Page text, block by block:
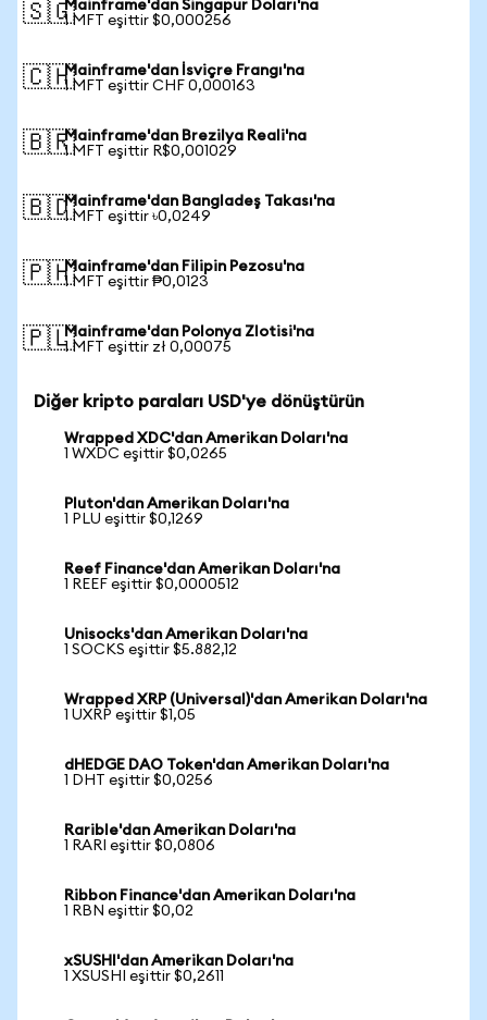
🇸🇬Mainframe'dan Singapur Doları'na
1 MFT eşittir $0,000256
🇨🇭Mainframe'dan İsviçre Frangı'na
1 MFT eşittir CHF 0,000163
🇧🇷Mainframe'dan Brezilya Reali'na
1 MFT eşittir R$0,001029
🇧🇩Mainframe'dan Bangladeş Takası'na
1 MFT eşittir ৳0,0249
🇵🇭Mainframe'dan Filipin Pezosu'na
1 MFT eşittir ₱0,0123
🇵🇱Mainframe'dan Polonya Zlotisi'na
1 MFT eşittir zł 0,00075
Diğer kripto paraları USD'ye dönüştürün
Wrapped XDC'dan Amerikan Doları'na
1 WXDC eşittir $0,0265
Pluton'dan Amerikan Doları'na
1 PLU eşittir $0,1269
Reef Finance'dan Amerikan Doları'na
1 REEF eşittir $0,0000512
Unisocks'dan Amerikan Doları'na
1 SOCKS eşittir $5.882,12
Wrapped XRP (Universal)'dan Amerikan Doları'na
1 UXRP eşittir $1,05
dHEDGE DAO Token'dan Amerikan Doları'na
1 DHT eşittir $0,0256
Rarible'dan Amerikan Doları'na
1 RARI eşittir $0,0806
Ribbon Finance'dan Amerikan Doları'na
1 RBN eşittir $0,02
xSUSHI'dan Amerikan Doları'na
1 XSUSHI eşittir $0,2611